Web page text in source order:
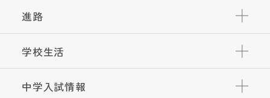
進路
学校生活
中学入試情報